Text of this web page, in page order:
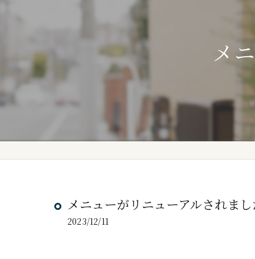
メ
メニューがリニューアルされまし
2023/12/11